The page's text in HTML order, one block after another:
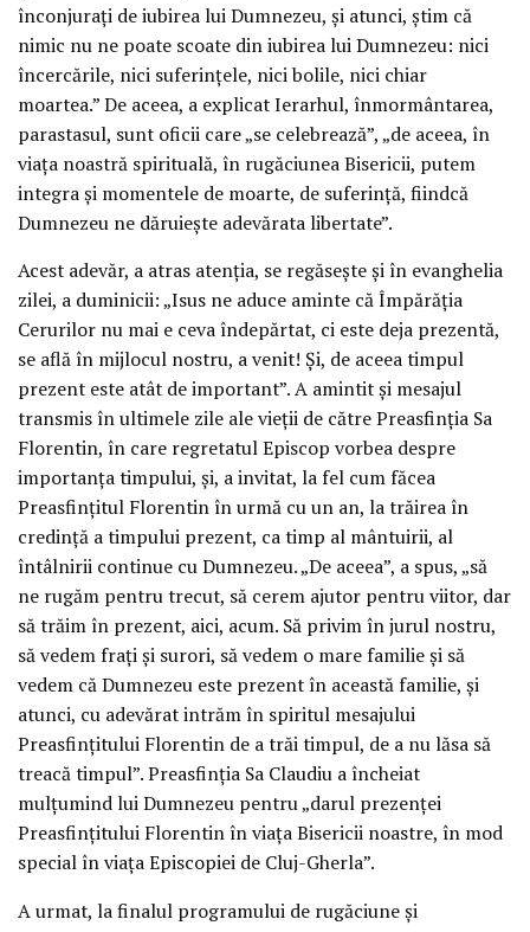
înconjurați de iubirea lui Dumnezeu, și atunci, știm că
nimic nu ne poate scoate din iubirea lui Dumnezeu: nici
încercările, nici suferințele, nici bolile, nici chiar
moartea.” De aceea, a explicat Ierarhul, înmormântarea,
parastasul, sunt oficii care „se celebrează”, „de aceea, în
viața noastră spirituală, în rugăciunea Bisericii, putem
integra și momentele de moarte, de suferință, fiindcă
Dumnezeu ne dăruiește adevărata libertate”.
Acest adevăr, a atras atenția, se regăsește și în evanghelia
zilei, a duminicii: „Isus ne aduce aminte că Împărăția
Cerurilor nu mai e ceva îndepărtat, ci este deja prezentă,
se află în mijlocul nostru, a venit! Și, de aceea timpul
prezent este atât de important”. A amintit și mesajul
transmis în ultimele zile ale vieții de către Preasfinția Sa
Florentin, în care regretatul Episcop vorbea despre
importanța timpului, și, a invitat, la fel cum făcea
Preasfințitul Florentin în urmă cu un an, la trăirea în
credință a timpului prezent, ca timp al mântuirii, al
întâlnirii continue cu Dumnezeu. „De aceea”, a spus, „să
ne rugăm pentru trecut, să cerem ajutor pentru viitor, dar
să trăim în prezent, aici, acum. Să privim în jurul nostru,
să vedem frați și surori, să vedem o mare familie și să
vedem că Dumnezeu este prezent în această familie, și
atunci, cu adevărat intrăm în spiritul mesajului
Preasfințitului Florentin de a trăi timpul, de a nu lăsa să
treacă timpul”. Preasfinția Sa Claudiu a încheiat
mulțumind lui Dumnezeu pentru „darul prezenței
Preasfințitului Florentin în viața Bisericii noastre, în mod
special în viața Episcopiei de Cluj-Gherla”.
A urmat, la finalul programului de rugăciune și